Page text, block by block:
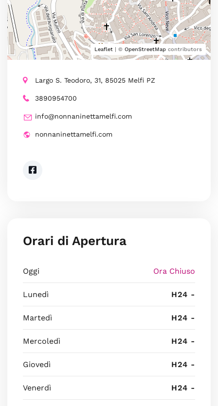
Leaflet | © OpenStreetMap contributors
Largo S. Teodoro, 31, 85025 Melfi PZ
3890954700
info@nonnaninettamelfi.com
nonnaninettamelfi.com
Orari di Apertura
Oggi Ora Chiuso
Lunedì H24 -
Martedì H24 -
Mercoledì H24 -
Giovedì H24 -
Venerdì H24 -